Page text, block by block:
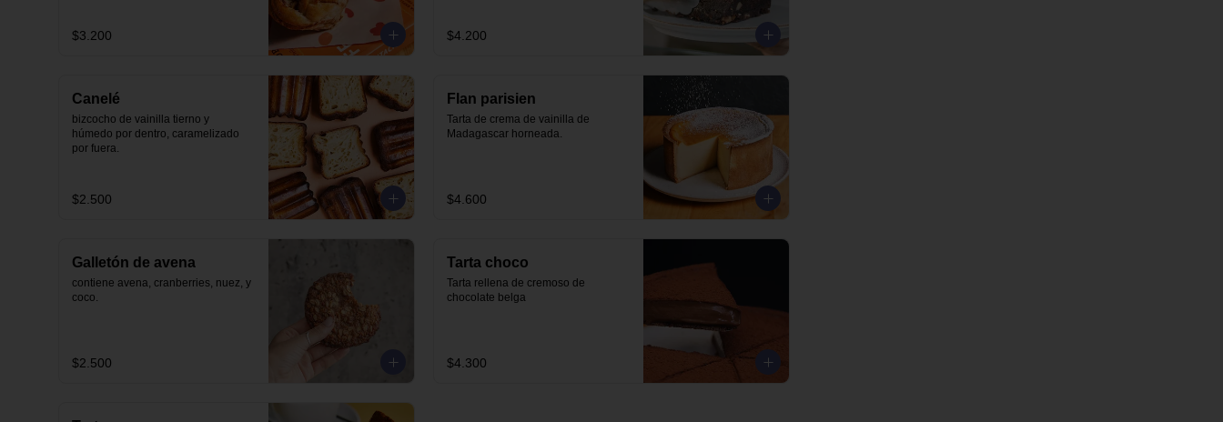
$3.200 $4.200
Canelé
bizcocho de vainilla tierno y
húmedo por dentro, caramelizado
por fuera.
$2.500
Flan parisien
Tarta de crema de vainilla de
Madagascar horneada.
$4.600
Galletón de avena
contiene avena, cranberries, nuez, y
coco.
$2.500
Tarta choco
Tarta rellena de cremoso de
chocolate belga
$4.300